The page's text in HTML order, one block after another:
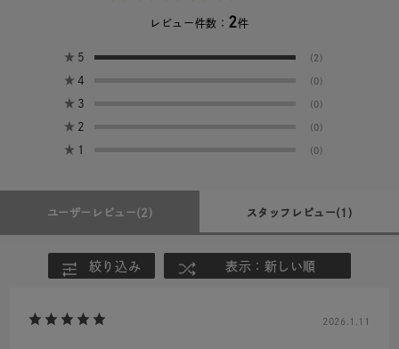
レビュー件数： 2件
★ 5 (2)
★ 4 (0)
★ 3 (0)
★ 2 (0)
★ 1 (0)
ユーザーレビュー(2) スタッフレビュー(1)
絞り込み 表示：新しい順
2026.1.11